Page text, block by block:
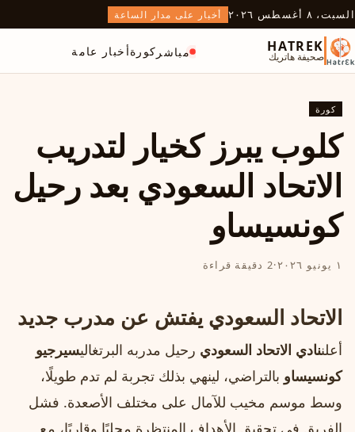
السبت، ٨ أغسطس ٢٠٢٦ أخبار على مدار الساعة
HATREK
صحيفة هاتريك مباشر كورةأخبار عامة
كورة
كلوب يبرز كخيار لتدريب
الاتحاد السعودي بعد رحيل
كونسيساو
١ يونيو ٢٠٢٦ ·2 دقيقة قراءة
الاتحاد السعودي يفتش عن مدرب جديد
أعلننادي الاتحاد السعودي رحيل مدربه البرتغاليسيرجيو
كونسيساو بالتراضي، لينهي بذلك تجربة لم تدم طويلًا،
وسط موسم مخيب للآمال على مختلف الأصعدة. فشل
الفريق في تحقيق الأهداف المنتظرة محليًا وقاريًا، مع